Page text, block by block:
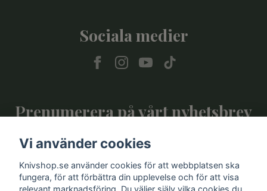
Sociala medier
Prenumerera på vårt nyhetsbrev
Vi använder cookies
Knivshop.se använder cookies för att webbplatsen ska
fungera, för att förbättra din upplevelse och för att visa
relevant marknadsföring. Du väljer själv vilka cookies du